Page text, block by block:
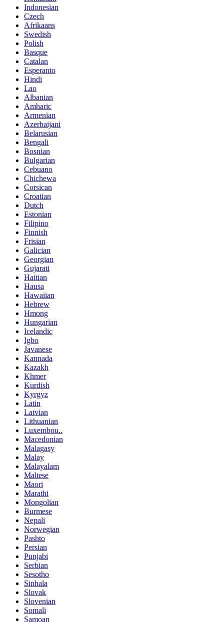
Indonesian
Czech
Afrikaans
Swedish
Polish
Basque
Catalan
Esperanto
Hindi
Lao
Albanian
Amharic
Armenian
Azerbaijani
Belarusian
Bengali
Bosnian
Bulgarian
Cebuano
Chichewa
Corsican
Croatian
Dutch
Estonian
Filipino
Finnish
Frisian
Galician
Georgian
Gujarati
Haitian
Hausa
Hawaiian
Hebrew
Hmong
Hungarian
Icelandic
Igbo
Javanese
Kannada
Kazakh
Khmer
Kurdish
Kyrgyz
Latin
Latvian
Lithuanian
Luxembou..
Macedonian
Malagasy
Malay
Malayalam
Maltese
Maori
Marathi
Mongolian
Burmese
Nepali
Norwegian
Pashto
Persian
Punjabi
Serbian
Sesotho
Sinhala
Slovak
Slovenian
Somali
Samoan